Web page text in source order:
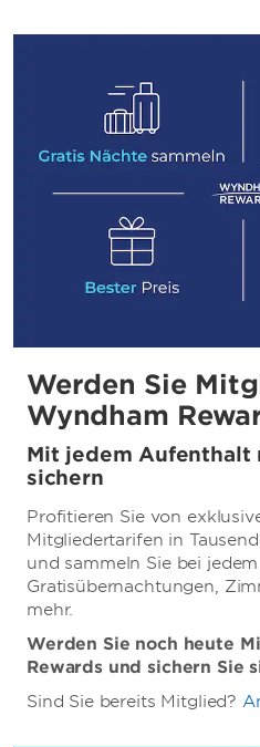
Werden Sie
Wyndham
Mit jedem Aufenthalt
sichern
Profitieren Sie von
Mitgliedertarifen in
und sammeln Sie bei
Gratisübernachtungen,
mehr.
Werden Sie noch heute
Rewards und sichern Sie
Sind Sie bereits Mitglied?